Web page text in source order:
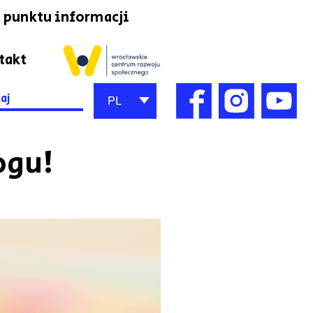
punktu informacji
PL